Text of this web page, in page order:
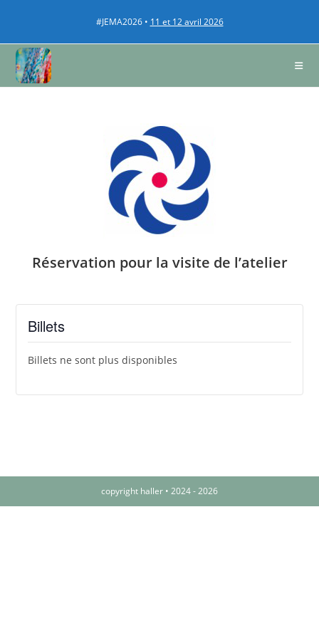
#JEMA2026 • 11 et 12 avril 2026
Réservation pour la visite de l’atelier
Billets
Billets ne sont plus disponibles
copyright haller • 2024 - 2026